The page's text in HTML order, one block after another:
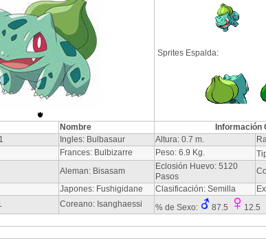
Sprites Espalda:
Nombre
Información
Ingles: Bulbasaur Altura: 0.7 m.
Frances: Bulbizarre Peso: 6.9 Kg.
Aleman: Bisasam
Eclosión Huevo: 5120
Pasos
Japones: Fushigidane Clasificación: Semilla
Coreano: Isanghaessi % de Sexo: 87.5 12.5